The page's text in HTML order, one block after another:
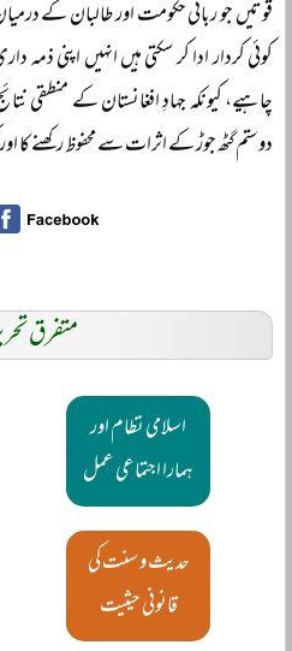
قوتیں جو ربانی حکومت اور طالبان کے
کوئی کردار ادا کر سکتی ہیں انہیں اپنی
چاہیے، کیونکہ جہادِ افغانستان کے منطقی
دوستم گٹھ جوڑ کے اثرات سے محفوظ رکھنے کا
متفرق
اسلامی نظام اور
ہمارا اجتماعی عمل
حدیث و سنت کی
قانونی حیثیت